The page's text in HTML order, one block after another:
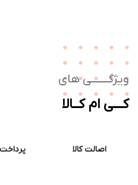
های
ام کــالا
اصالت کالا پرداخت امن